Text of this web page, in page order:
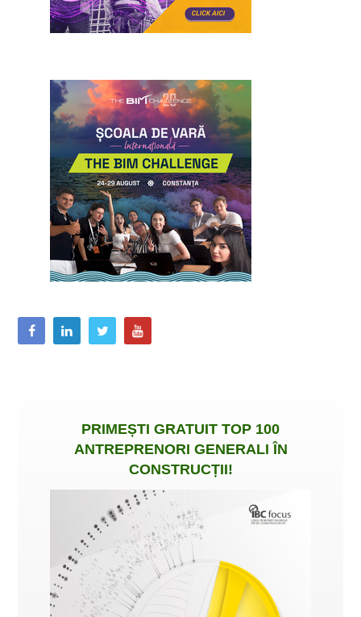
PRIMEȘTI GRATUIT TOP 100
ANTREPRENORI GENERALI ÎN
CONSTRUCȚII!